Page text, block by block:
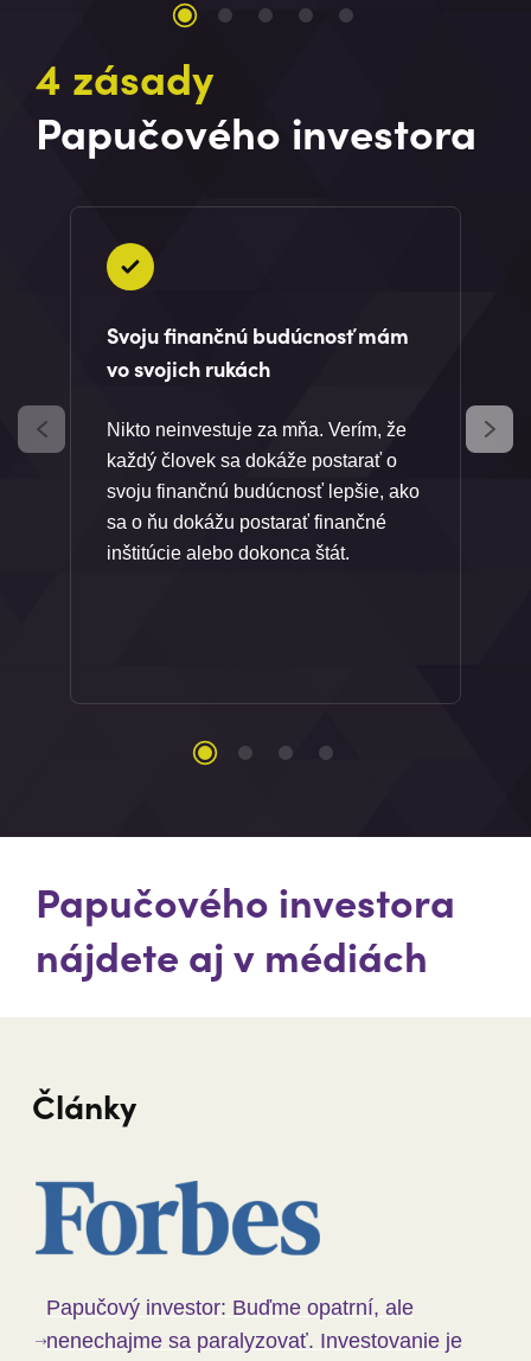
4 zásady
Papučového investora
Svoju finančnú budúcnosť mám
vo svojich rukách
Nikto neinvestuje za mňa. Verím, že
každý človek sa dokáže postarať o
svoju finančnú budúcnosť lepšie, ako
sa o ňu dokážu postarať finančné
inštitúcie alebo dokonca štát.
Papučového investora
nájdete aj v médiách
Články
Papučový investor: Buďme opatrní, ale
nenechajme sa paralyzovať. Investovanie je